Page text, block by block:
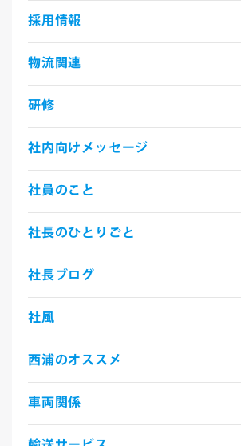
採用情報
物流関連
研修
社内向けメッセージ
社員のこと
社長のひとりごと
社長ブログ
社風
西浦のオススメ
車両関係